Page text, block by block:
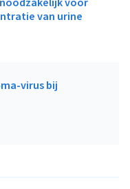
van urine
virus bij